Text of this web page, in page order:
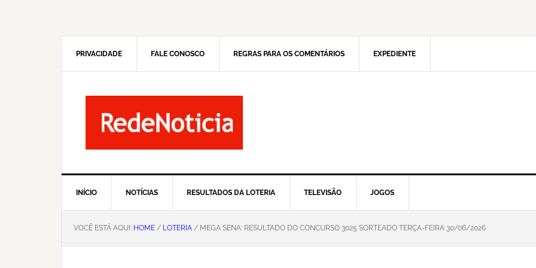
PRIVACIDADE FALE CONOSCO REGRAS PARA OS COMENTÁRIOS EXPEDIENTE
INÍCIO NOTÍCIAS RESULTADOS DA LOTERIA TELEVISÃO JOGOS
VOCÊ ESTÁ AQUI: HOME / LOTERIA / MEGA SENA: RESULTADO DO CONCURSO 3025 SORTEADO TERÇA-FEIRA 30/06/2026